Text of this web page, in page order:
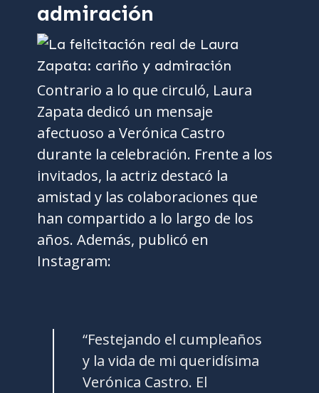
admiración
Contrario a lo que circuló, Laura
Zapata dedicó un mensaje
afectuoso a Verónica Castro
durante la celebración. Frente a los
invitados, la actriz destacó la
amistad y las colaboraciones que
han compartido a lo largo de los
años. Además, publicó en
Instagram:
“Festejando el cumpleaños
y la vida de mi queridísima
Verónica Castro. El